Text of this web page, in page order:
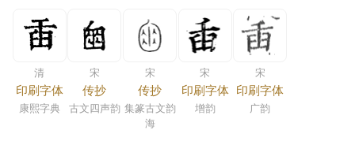
清
印刷字体
康熙字典
宋
传抄
古文四声韵
宋
传抄
集篆古文韵
海
宋
印刷字体
增韵
宋
印刷字体
广韵